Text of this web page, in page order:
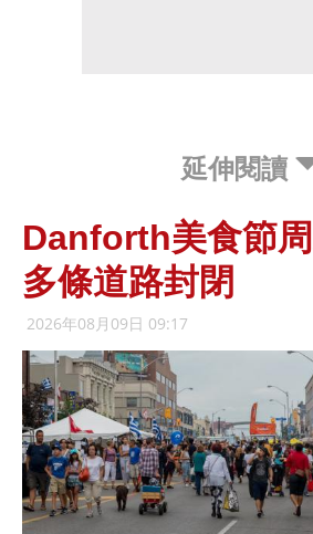
延伸閱讀
Danforth美食節
多條道路封閉
2026年08月09日 09:17